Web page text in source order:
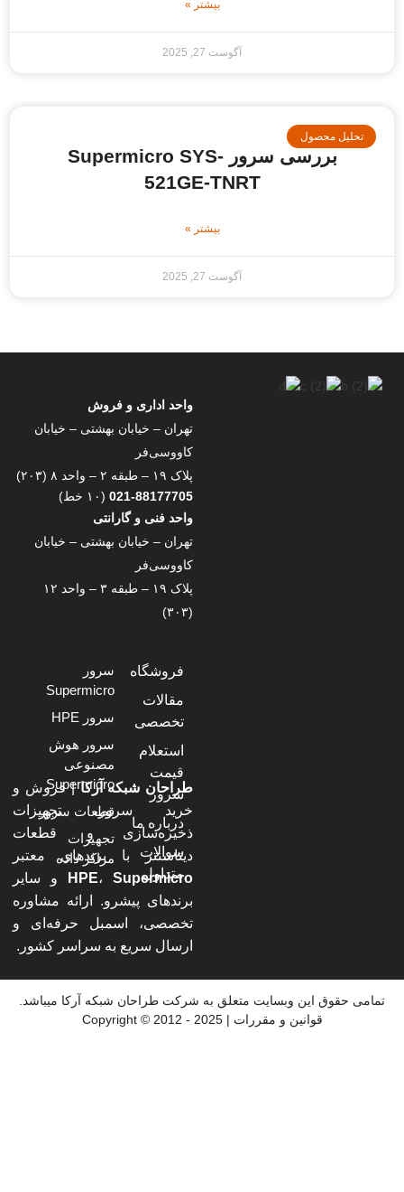
محصول
بررسی سرور Supermicro SYS-
521GE-TNRT
واحد اداری و فروش
تهران – خیابان بهشتی – خیابان
کاووسی‌فر
021-88177705 (۱۰ خط)
واحد فنی و گارانتی
تهران – خیابان بهشتی – خیابان
کاووسی‌فر
پلاک ۱۹ – طبقه ۳ – واحد ۱۲
فروشگاه
تخصصی
درباره ما
سوالات
متداول
سرور
Supermicro
سرور HPE
سرور هوش
مصنوعی
Supermicro
قطعات سرور
تجهیزات
مراکز داده
طراحان شبکه آرکا| فروش و
خرید سرور، تجهیزات
ذخیره‌سازی و قطعات
دیتاسنتر با برندهای معتبر
HPE،Supermicro
و سایر
برندهای پیشرو. ارائه مشاوره
تخصصی، اسمبل حرفه‌ای و
ارسال سریع به سراسر کشور.
حقوق این وبسایت متعلق به شرکت طراحان شبکه آرکا میباشد.
قوانین و مقررات | 2025 - 2012 © Copyright